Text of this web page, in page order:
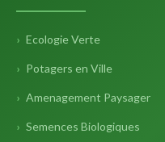
Ecologie Verte
Potagers en Ville
Amenagement Paysager
Semences Biologiques